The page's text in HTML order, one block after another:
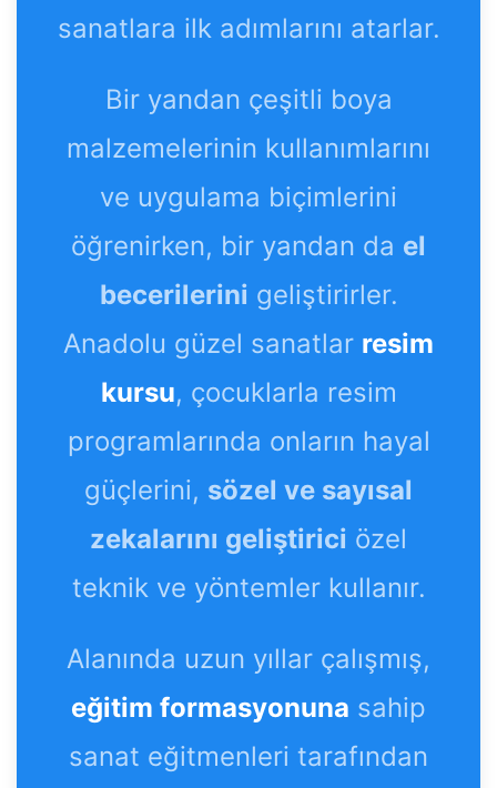
sanatlara ilk adımlarını atarlar.
Bir yandan çeşitli boya
malzemelerinin kullanımlarını
ve uygulama biçimlerini
öğrenirken, bir yandan da el
becerilerini geliştirirler.
Anadolu güzel sanatlar resim
kursu, çocuklarla resim
programlarında onların hayal
güçlerini, sözel ve sayısal
zekalarını geliştirici özel
teknik ve yöntemler kullanır.
Alanında uzun yıllar çalışmış,
eğitim formasyonuna sahip
sanat eğitmenleri tarafından